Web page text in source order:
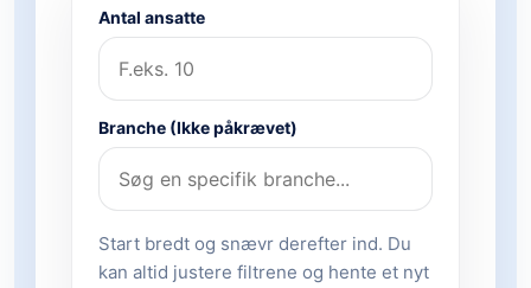
Antal ansatte
Branche (Ikke påkrævet)
Start bredt og snævr derefter ind. Du
kan altid justere filtrene og hente et nyt